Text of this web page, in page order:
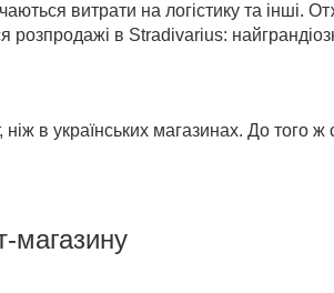
витрати на логістику та інші.
розпродажі в Stradivarius:
в українських магазинах. До того
магазину